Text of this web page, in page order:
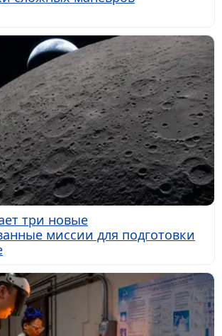
три новые
миссии для подготовки